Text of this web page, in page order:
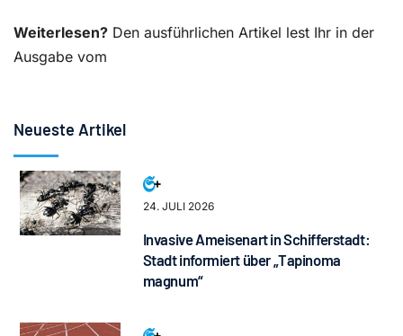
Weiterlesen? Den ausführlichen Artikel lest Ihr in der
Ausgabe vom
Neueste Artikel
24. JULI 2026
Invasive Ameisenart in Schifferstadt:
Stadt informiert über „Tapinoma
magnum“